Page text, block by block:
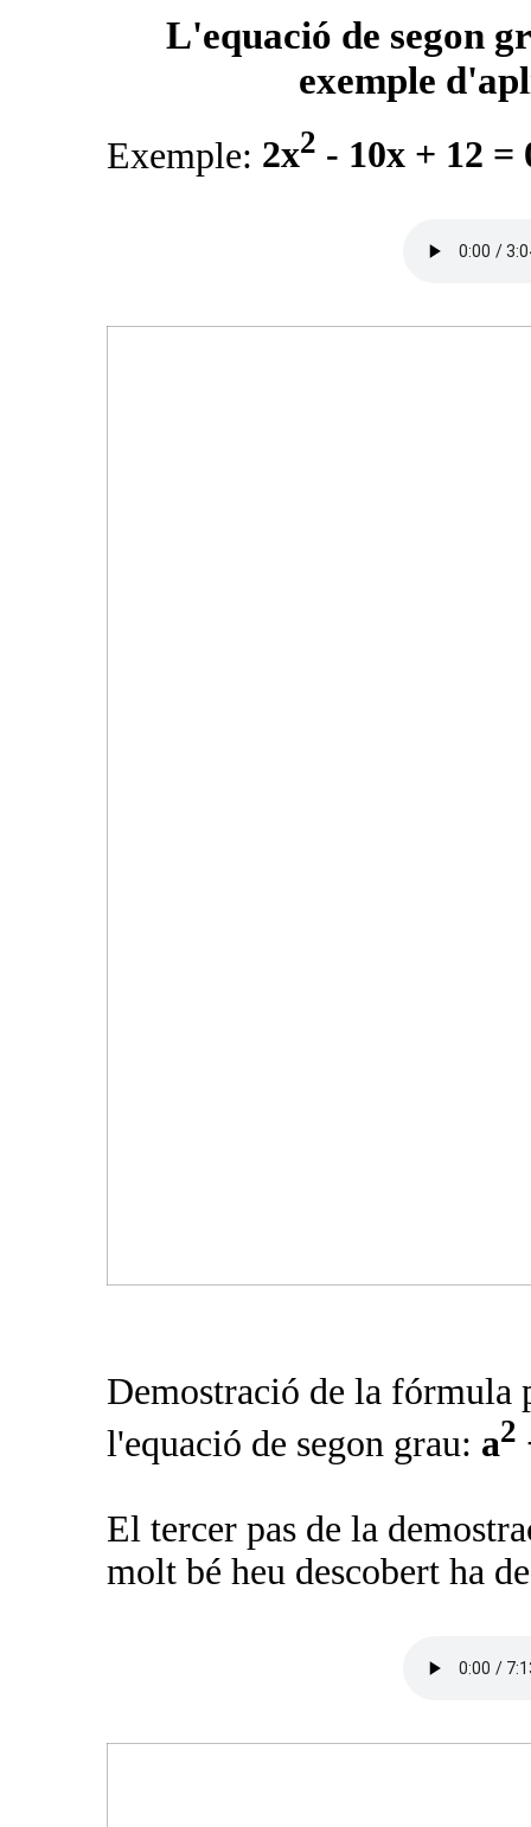
L'equació de segon
exemple
Exemple: 2x2 - 10x + 12 =
Demostració de la fórmula
l'equació de segon grau: a2
El tercer pas de la
molt bé heu descobert ha